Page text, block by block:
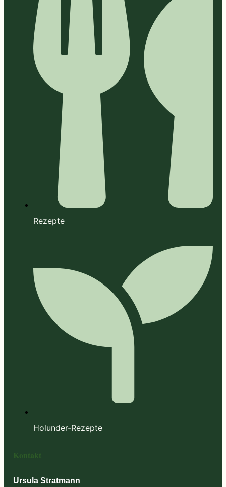
Rezepte
Holunder-Rezepte
Kontakt
Ursula Stratmann